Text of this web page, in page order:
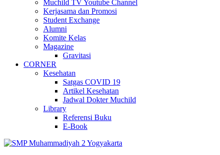
Muchild TV Youtube Channel
Kerjasama dan Promosi
Student Exchange
Alumni
Komite Kelas
Magazine
Gravitasi
CORNER
Kesehatan
Satgas COVID 19
Artikel Kesehatan
Jadwal Dokter Muchild
Library
Referensi Buku
E-Book